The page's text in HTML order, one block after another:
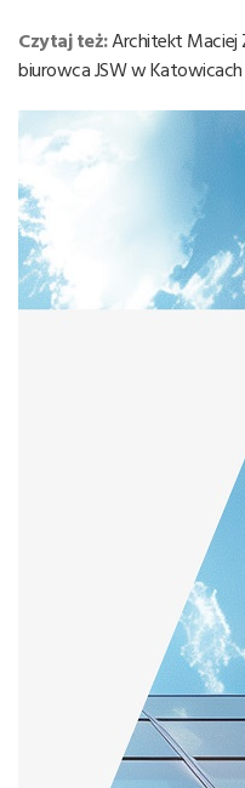
Czytaj też:Architekt Maciej
biurowca JSW w Katowicach